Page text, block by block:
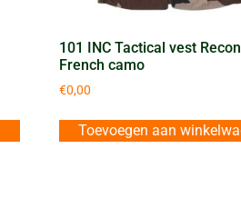
101 INC Tactical vest Recon
French camo
€0,00
Toevoegen aan